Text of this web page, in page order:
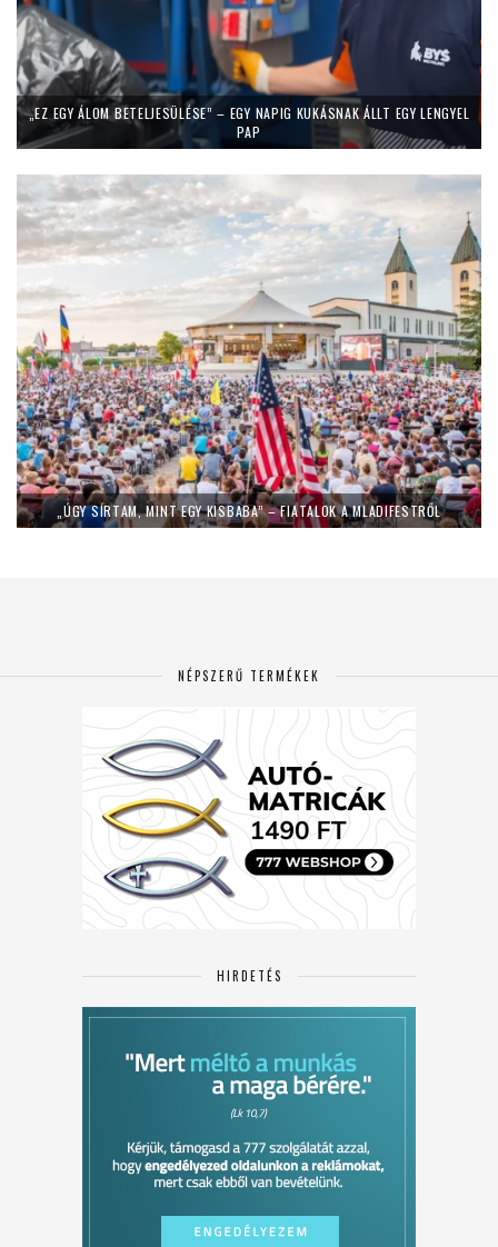
„EZ EGY ÁLOM BETELJESÜLÉSE” – EGY NAPIG KUKÁSNAK ÁLLT EGY LENGYEL
PAP
„ÚGY SÍRTAM, MINT EGY KISBABA” – FIATALOK A MLADIFESTRŐL
NÉPSZERŰ TERMÉKEK
HIRDETÉS